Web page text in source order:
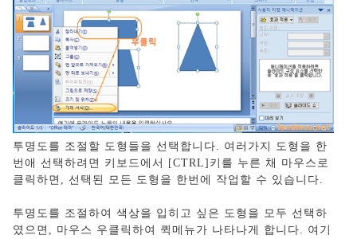
투명도를 조절할 도형들을 선택합니다. 여러가지 도형을 한
번애 선택하려면 키보드에서 [CTRL]키를 누른 채 마우스로
클릭하면, 선택된 모든 도형을 한번에 작업할 수 있습니다.
투명도를 조절하여 색상을 입히고 싶은 도형을 모두 선택하
였으면, 마우스 우클릭하여 퀵메뉴가 나타나게 합니다. 여기